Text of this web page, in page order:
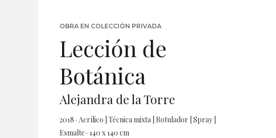
OBRA EN COLECCIÓN PRIVADA
Lección de
Botánica
Alejandra de la Torre
2018 · Acrílico | Técnica mixta | Rotulador | Spray |
Esmalte · 140 x 140 cm